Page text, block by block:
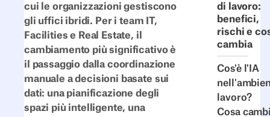
di lavoro:
benefici,
rischi e
cambia
Cos'è l'IA
lavoro?
Cosa
cui le organizzazioni gestiscono
gli uffici ibridi. Per i team IT,
Facilities e Real Estate, il
cambiamento più significativo è
il passaggio dalla coordinazione
manuale a decisioni basate sui
dati: una pianificazione degli
spazi più intelligente, una